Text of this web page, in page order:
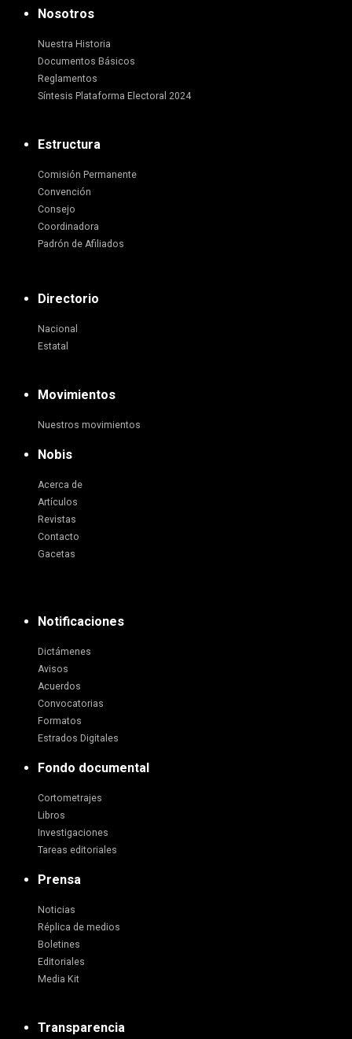
Nosotros
Nuestra Historia
Documentos Básicos
Reglamentos
Síntesis Plataforma Electoral 2024
Estructura
Comisión Permanente
Convención
Consejo
Coordinadora
Padrón de Afiliados
Directorio
Nacional
Estatal
Movimientos
Nuestros movimientos
Nobis
Acerca de
Artículos
Revistas
Contacto
Gacetas
Notificaciones
Dictámenes
Avisos
Acuerdos
Convocatorias
Formatos
Estrados Digitales
Fondo documental
Cortometrajes
Libros
Investigaciones
Tareas editoriales
Prensa
Noticias
Réplica de medios
Boletines
Editoriales
Media Kit
Transparencia